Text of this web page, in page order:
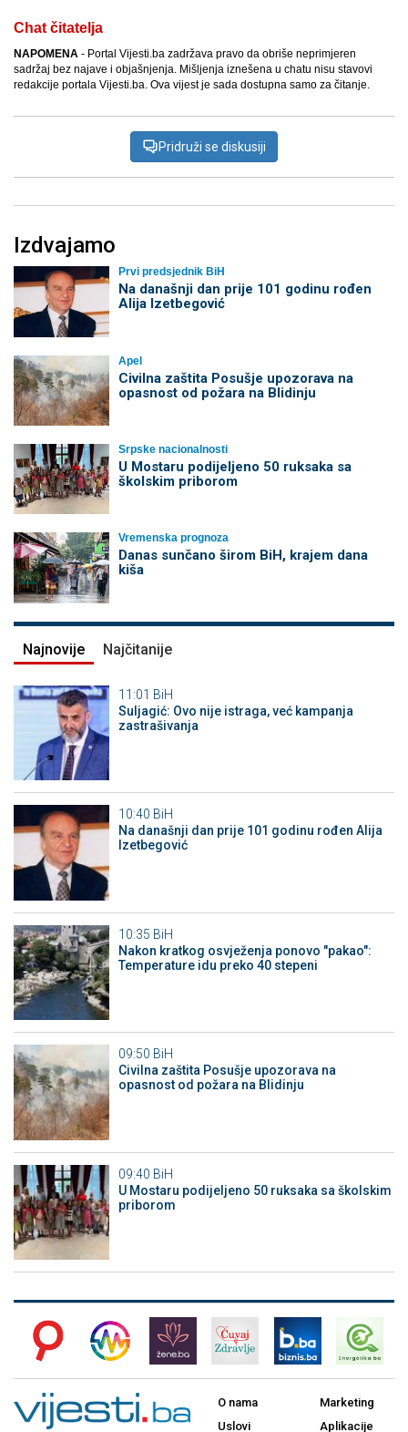
Chat čitatelja
NAPOMENA - Portal Vijesti.ba zadržava pravo da obriše neprimjeren
sadržaj bez najave i objašnjenja. Mišljenja iznešena u chatu nisu stavovi
redakcije portala Vijesti.ba. Ova vijest je sada dostupna samo za čitanje.
Pridruži se diskusiji
Izdvajamo
Prvi predsjednik BiH
Na današnji dan prije 101 godinu rođen
Alija Izetbegović
Apel
Civilna zaštita Posušje upozorava na
opasnost od požara na Blidinju
Srpske nacionalnosti
U Mostaru podijeljeno 50 ruksaka sa
školskim priborom
Vremenska prognoza
Danas sunčano širom BiH, krajem dana
kiša
Najnovije Najčitanije
11:01 BiH
Suljagić: Ovo nije istraga, već kampanja
zastrašivanja
10:40 BiH
Na današnji dan prije 101 godinu rođen Alija
Izetbegović
10:35 BiH
Nakon kratkog osvježenja ponovo "pakao":
Temperature idu preko 40 stepeni
09:50 BiH
Civilna zaštita Posušje upozorava na
opasnost od požara na Blidinju
09:40 BiH
U Mostaru podijeljeno 50 ruksaka sa školskim
priborom
O nama
Uslovi
Marketing
Aplikacije